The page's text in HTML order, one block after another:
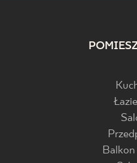
Balkon